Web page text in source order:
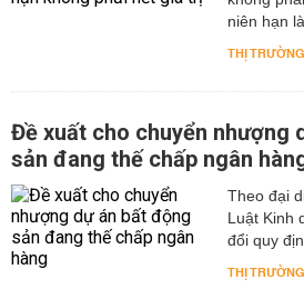
niên hạn
THỊ TRƯỜNG
Đề xuất cho chuyển nhượng
sản đang thế chấp ngân
Theo đại
Luật Kinh
đổi quy
THỊ TRƯỜNG